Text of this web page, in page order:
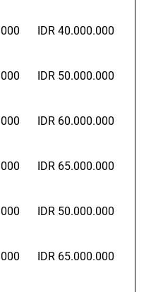
IDR 40.000.000
IDR 50.000.000
IDR 60.000.000
IDR 65.000.000
IDR 50.000.000
IDR 65.000.000